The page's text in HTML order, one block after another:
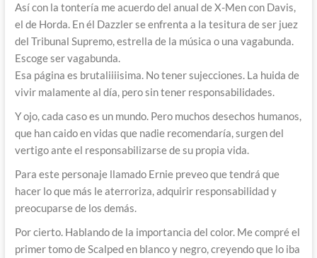
Así con la tontería me acuerdo del anual de X-Men con Davis,
el de Horda. En él Dazzler se enfrenta a la tesitura de ser juez
del Tribunal Supremo, estrella de la música o una vagabunda.
Escoge ser vagabunda.
Esa página es brutaliiiisima. No tener sujecciones. La huida de
vivir malamente al día, pero sin tener responsabilidades.
Y ojo, cada caso es un mundo. Pero muchos desechos humanos,
que han caido en vidas que nadie recomendaría, surgen del
vertigo ante el responsabilizarse de su propia vida.
Para este personaje llamado Ernie preveo que tendrá que
hacer lo que más le aterroriza, adquirir responsabilidad y
preocuparse de los demás.
Por cierto. Hablando de la importancia del color. Me compré el
primer tomo de Scalped en blanco y negro, creyendo que lo iba